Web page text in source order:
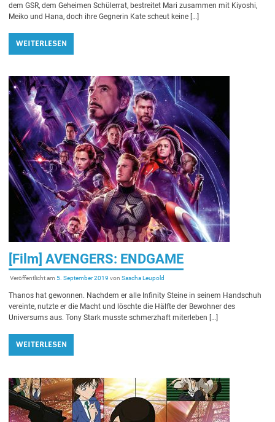
dem GSR, dem Geheimen Schülerrat, bestreitet Mari zusammen mit Kiyoshi,
Meiko und Hana, doch ihre Gegnerin Kate scheut keine […]
WEITERLESEN
[Film] AVENGERS: ENDGAME
Veröffentlicht am5. September 2019 vonSascha Leupold
Thanos hat gewonnen. Nachdem er alle Infinity Steine in seinem Handschuh
vereinte, nutzte er die Macht und löschte die Hälfte der Bewohner des
Universums aus. Tony Stark musste schmerzhaft miterleben […]
WEITERLESEN